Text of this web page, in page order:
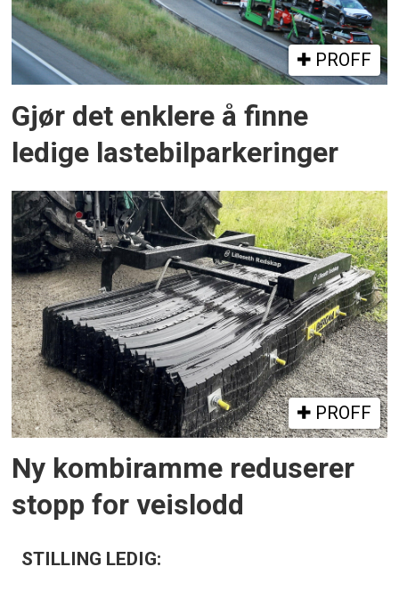
PROFF
Gjør det enklere å finne
ledige lastebilparkeringer
PROFF
Ny kombiramme reduserer
stopp for veislodd
STILLING LEDIG: